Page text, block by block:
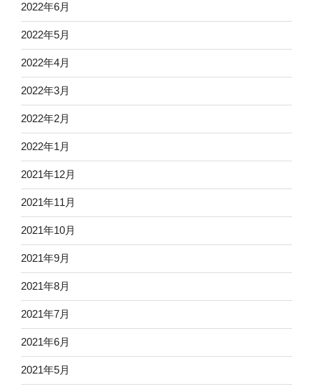
2022年6月
2022年5月
2022年4月
2022年3月
2022年2月
2022年1月
2021年12月
2021年11月
2021年10月
2021年9月
2021年8月
2021年7月
2021年6月
2021年5月